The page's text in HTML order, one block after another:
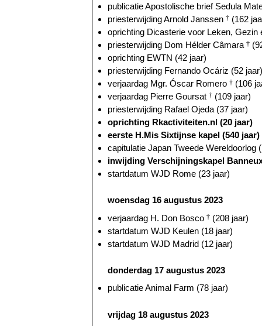
publicatie Apostolische brief Sedula
priesterwijding Arnold Janssen † (162
oprichting Dicasterie voor Leken, Gezin
priesterwijding Dom Hélder Câmara †
oprichting EWTN (42 jaar)
priesterwijding Fernando Ocáriz (52 jaar)
verjaardag Mgr. Óscar Romero † (106
verjaardag Pierre Goursat † (109 jaar)
priesterwijding Rafael Ojeda (37 jaar)
oprichting Rkactiviteiten.nl (20 jaar)
eerste H.Mis Sixtijnse kapel (540 jaar)
capitulatie Japan Tweede Wereldoorlog
inwijding Verschijningskapel
startdatum WJD Rome (23 jaar)
woensdag 16 augustus 2023
verjaardag H. Don Bosco † (208 jaar)
startdatum WJD Keulen (18 jaar)
startdatum WJD Madrid (12 jaar)
donderdag 17 augustus 2023
publicatie Animal Farm (78 jaar)
vrijdag 18 augustus 2023